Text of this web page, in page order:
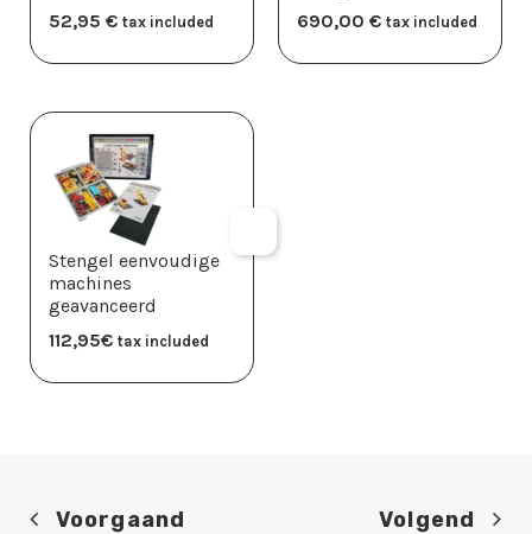
52,95 ​€ tax included
690,00 ​€ tax included
Stengel eenvoudige
machines
geavanceerd
112,95​€ tax included
Voorgaand Volgend